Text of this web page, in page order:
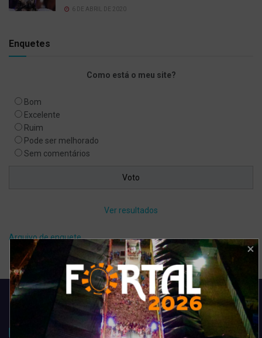
6 DE ABRIL DE 2020
Enquetes
Como está o meu site?
Bom
Excelente
Ruim
Pode ser melhorado
Sem comentários
Ver resultados
Arquivo de enquete